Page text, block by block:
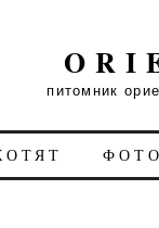
питомник